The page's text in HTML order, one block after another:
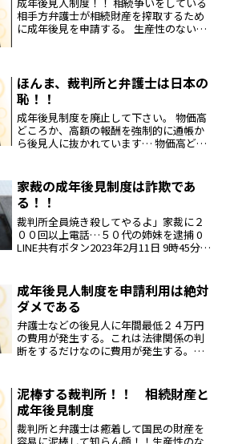
相手方弁護士が相続財産を搾取するため
に成年後見を申請する。 生産性のない弁
ほんま、裁判所と弁護士は日本の
恥！！
成年後見制度を廃止して下さい。 物価高
どころか、高額の報酬を強制的に通帳か
ら後見人に抜かれています… 物価高どこ
れています。 更に、不正もされていま
す。 資産や貴重品が...
家裁の成年後見制度は詐欺であ
る！！
裁判所全員焼き殺してやるよ」家裁に２
００回以上電話…５０代の姉妹を逮捕 0
LINE共有ボタン2023年2月11日 9時45分読
（５７）を９日に威力業務妨害容疑で逮
捕した...
成年後見人制度を申請利用は絶対
ダメである
弁護士などの後見人に年間最低２４万円
の費用が発生する。これは法律関係の判
断をするだけなのに費用が発生する。実
る。おかしいだろう！！しかも一旦、開
始すると死ぬまで払い続け...
泥棒する裁判所！！ 相続財産と
成年後見制度
裁判所と弁護士は癒着して国民の財産を